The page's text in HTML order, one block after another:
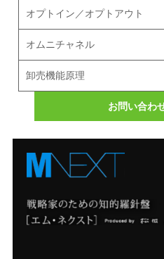
オプトイン／オプトアウト
オムニチャネル
卸売機能原理
お問い合わ